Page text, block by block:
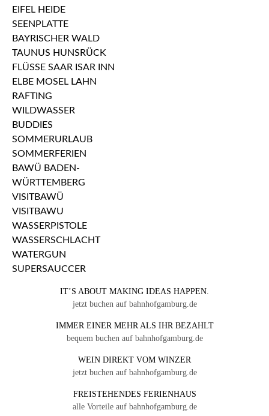
IT’S ABOUT MAKING IDEAS HAPPEN.
jetzt buchen auf bahnhofgamburg.de
IMMER EINER MEHR ALS IHR BEZAHLT
bequem buchen auf bahnhofgamburg.de
WEIN DIREKT VOM WINZER
jetzt buchen auf bahnhofgamburg.de
FREISTEHENDES FERIENHAUS
alle Vorteile auf bahnhofgamburg.de